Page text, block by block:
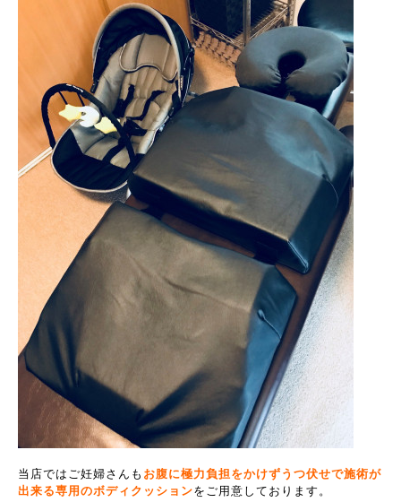
当店ではご妊婦さんも お腹に極力負担をかけずうつ伏せで施術が
出来る専用のボディクッションをご用意しております。